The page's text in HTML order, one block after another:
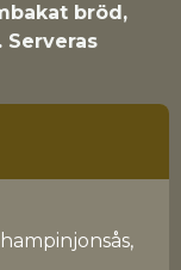
bröd,
Serveras